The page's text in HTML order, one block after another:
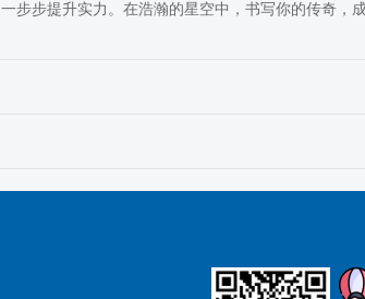
步提升实力。在浩瀚的星空中，书写你的传奇，